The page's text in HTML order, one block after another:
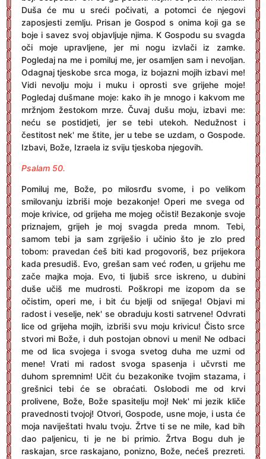
Duša će mu u sreći počivati, a potomci će njegovi
zaposjesti zemlju. Prisan je Gospod s onima koji ga se
boje i savez svoj objavljuje njima. K Gospodu su svagda
oči moje upravljene, jer mi nogu izvlači iz zamke.
Pogledaj na me i pomiluj me, jer osamljen sam i nevoljan.
Odagnaj tjeskobe srca moga, iz bojazni mojih izbavi me!
Vidi nevolju moju i muku i oprosti sve grijehe moje!
Pogledaj dušmane moje: kako ih je mnogo i kakvom me
mržnjom žestokom mrze. Čuvaj dušu moju, izbavi me:
neću se postidjeti, jer se tebi utekoh. Nedužnost i
čestitost nek' me štite, jer u tebe se uzdam, o Gospode.
Izbavi, Bože, Izraela iz sviju tjeskoba njegovih.
Psalam 50.
Pomiluj me, Bože, po milosrđu svome, i po velikom
smilovanju izbriši moje bezakonje! Operi me svega od
moje krivice, od grijeha me mojeg očisti! Bezakonje svoje
priznajem, grijeh je moj svagda preda mnom. Tebi,
samom tebi ja sam zgriješio i učinio što je zlo pred
tobom: pravedan ćeš biti kad progovoriš, bez prijekora
kada presudiš. Evo, grešan sam već rođen, u grijehu me
zače majka moja. Evo, ti ljubiš srce iskreno, u dubini
duše učiš me mudrosti. Poškropi me izopom da se
očistim, operi me, i bit ću bjelji od snijega! Objavi mi
radost i veselje, nek' se obraduju kosti satrvene! Odvrati
lice od grijeha mojih, izbriši svu moju krivicu! Čisto srce
stvori mi Bože, i duh postojan obnovi u meni! Ne odbaci
me od lica svojega i svoga svetog duha me uzmi od
mene! Vrati mi radost svoga spasenja i učvrsti me
duhom spremnim! Učit ću bezakonike tvojim stazama, i
grešnici tebi će se obraćati. Oslobodi me od krvi
prolivene, Bože, Bože spasitelju moj! Nek' mi jezik kliče
pravednosti tvojoj! Otvori, Gospode, usne moje, i usta će
moja naviještati hvalu tvoju. Žrtve ti se ne mile, kad bih
dao paljenicu, ti je ne bi primio. Žrtva Bogu duh je
raskajan, srce raskajano, ponizno, Bože, nećeš prezreti.